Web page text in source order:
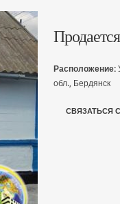
Расположение:
обл., Бердянск
СВЯЗАТЬСЯ